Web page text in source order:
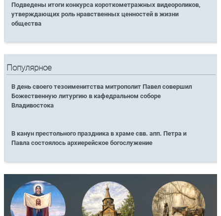
Подведены итоги конкурса короткометражных видеороликов,
утверждающих роль нравственных ценностей в жизни
общества
Популярное
В день своего тезоименитства митрополит Павел совершил
Божественную литургию в кафедральном соборе
Владивостока
В канун престольного праздника в храме свв. апп. Петра и
Павла состоялось архиерейское богослужение